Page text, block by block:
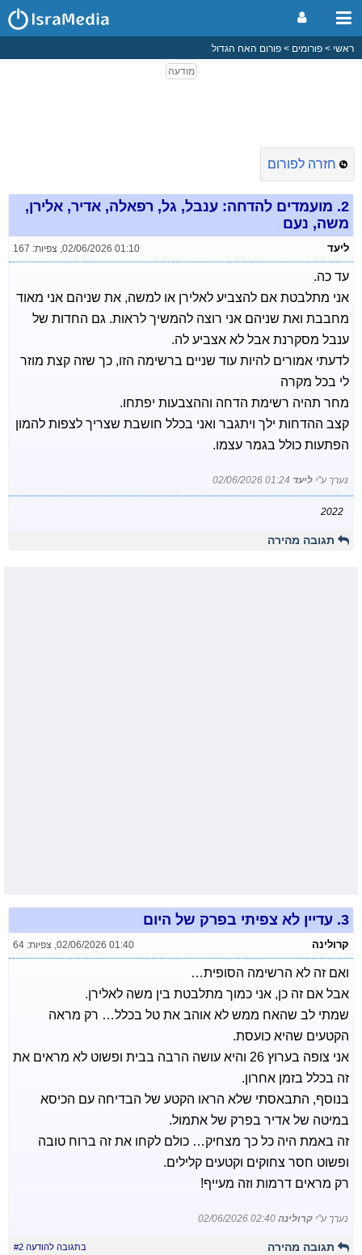
ראשי פורומים פורום האח הגדול
חזרה לפורום
2. מועמדים להדחה: ענבל, גל, רפאלה, אדיר, אלירן,
משה, נעם
ליעד 02/06/2026 01:10
, צפיות: 167
עד כה.
אני מתלבטת אם להצביע לאלירן או למשה, את שניהם אני מאוד
מחבבת ואת שניהם אני רוצה להמשיך לראות. גם החדות של
ענבל מסקרנת אבל לא אצביע לה.
לדעתי אמורים להיות עוד שניים ברשימה הזו, כך שזה קצת מוזר
לי בכל מקרה
מחר תהיה רשימת הדחה וההצבעות יפתחו.
קצב ההדחות ילך ויתגבר ואני בכלל חושבת שצריך לצפות להמון
הפתעות כולל בגמר עצמו.
נערך ע"י ליעד 02/06/2026 01:24
2022
תגובה מהירה
3. עדיין לא צפיתי בפרק של היום
קרולינה 02/06/2026 01:40
, צפיות: 64
ואם זה לא הרשימה הסופית…
אבל אם זה כן, אני כמוך מתלבטת בין משה לאלירן.
שמתי לב שהאח ממש לא אוהב את טל בכלל… רק מראה
הקטעים שהיא כועסת.
אני צופה בערוץ 26 והיא עושה הרבה בבית ופשוט לא מראים את
זה בכלל בזמן אחרון.
בנוסף, התבאסתי שלא הראו הקטע של הבדיחה עם הכיסא
במיטה של אדיר בפרק של אתמול.
זה באמת היה כל כך מצחיק… כולם לקחו את זה ברוח טובה
ופשוט חסר צחוקים וקטעים קלילים.
רק מראים דרמות וזה מעייף!
נערך ע"י קרולינה 02/06/2026 02:40
תגובה מהירה בתגובה להודעה #2